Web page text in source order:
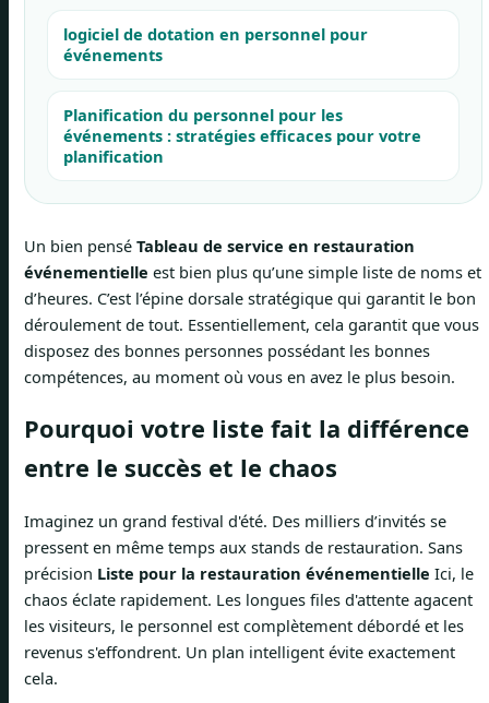
logiciel de dotation en personnel pour
événements
Planification du personnel pour les
événements : stratégies efficaces pour votre
planification
Un bien pensé Tableau de service en restauration
événementielle est bien plus qu’une simple liste de noms et
d’heures. C’est l’épine dorsale stratégique qui garantit le bon
déroulement de tout. Essentiellement, cela garantit que vous
disposez des bonnes personnes possédant les bonnes
compétences, au moment où vous en avez le plus besoin.
Pourquoi votre liste fait la différence
entre le succès et le chaos
Imaginez un grand festival d'été. Des milliers d’invités se
pressent en même temps aux stands de restauration. Sans
précision Liste pour la restauration événementielle Ici, le
chaos éclate rapidement. Les longues files d'attente agacent
les visiteurs, le personnel est complètement débordé et les
revenus s'effondrent. Un plan intelligent évite exactement
cela.